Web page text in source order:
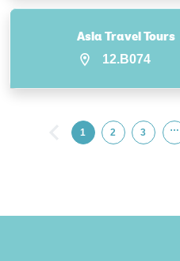
Asia Travel Tours
12.B074
1 2 3 …